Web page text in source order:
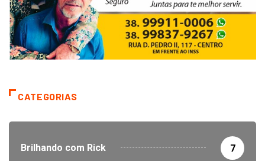
CATEGORIAS
Brilhando com Rick 7